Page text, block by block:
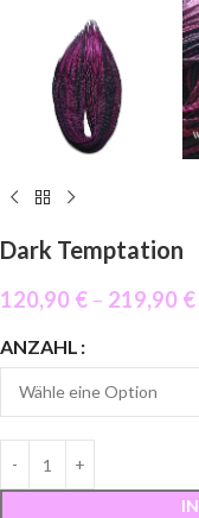
Dark Temptation
120,90 € – 219,90 €
ANZAHL